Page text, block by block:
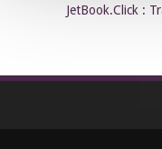
JetBook.Click :